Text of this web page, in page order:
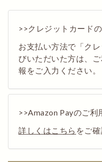
>>クレジットカード
お支払い方法で「ク
びいただいた方は、
報をご入力ください。
>>Amazon Payのご利
詳しくはこちら をご確